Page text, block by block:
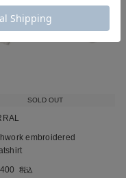
SOLD OUT
embroidered
税込